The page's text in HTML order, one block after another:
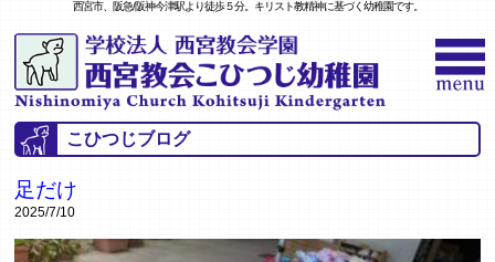
西宮市、阪急/阪神今津駅より徒歩５分。キリスト教精神に基づく幼稚園です。
こひつじブログ
足だけ
2025/7/10